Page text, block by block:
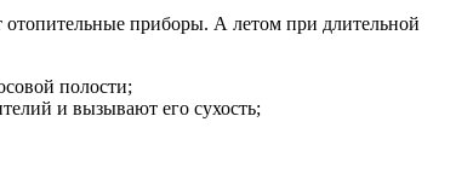
отопительные приборы. А летом при длительной
полости;
и вызывают его сухость;